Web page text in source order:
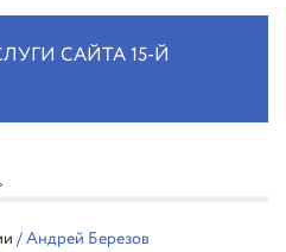
САЙТА 15-Й
/ Андрей Березов